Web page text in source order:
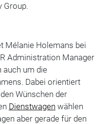
Group.
Mélanie Holemans bei
Administration Manager
auch um die
Dabei orientiert
Wünschen der
Dienstwagen wählen
aber gerade für den